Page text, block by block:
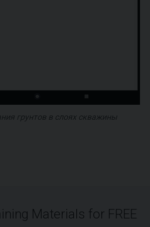
грунтов в слоях скважины
Materials for FREE